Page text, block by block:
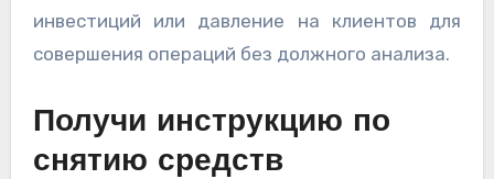
инвестиций или давление на клиентов для
совершения операций без должного анализа.
Получи инструкцию по
снятию средств